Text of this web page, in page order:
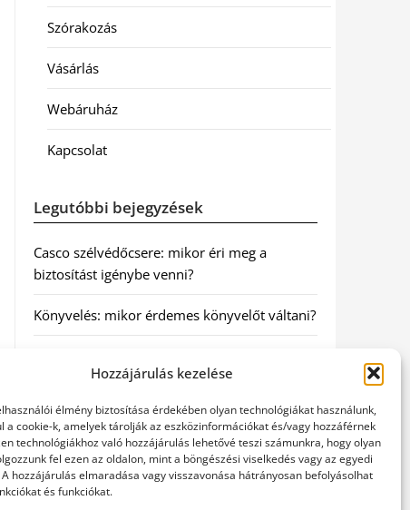
Hozzájárulás kezelése
élmény biztosítása érdekében olyan technológiákat használunk,
a cookie-k, amelyek tárolják az eszközinformációkat és/vagy hozzáférnek
technológiákhoz való hozzájárulás lehetővé teszi számunkra, hogy olyan
fel ezen az oldalon, mint a böngészési viselkedés vagy az egyedi
hozzájárulás elmaradása vagy visszavonása hátrányosan befolyásolhat
és funkciókat.
Szórakozás
Vásárlás
Webáruház
Kapcsolat
Legutóbbi bejegyzések
Casco szélvédőcsere: mikor éri meg a
biztosítást igénybe venni?
Könyvelés: mikor érdemes könyvelőt váltani?
szakszerű jogi háttér a biztonságos
Munkajogi ügyvéd: miért nem érdemes várni
a jogi segítséggel